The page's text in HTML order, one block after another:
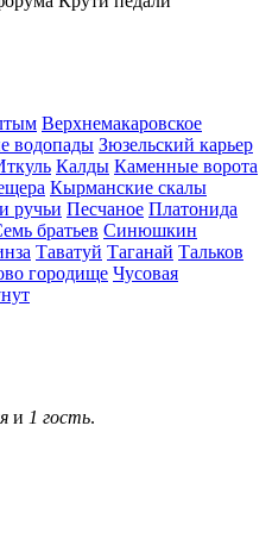
Верхнемакаровское
водопады Зюзельский карьер
Калды Каменные ворота
Кырманские скалы
ручьи Песчаное Платонида
братьев Синюшкин
Таватуй Таганай Тальков
городище Чусовая
и 1 гость.